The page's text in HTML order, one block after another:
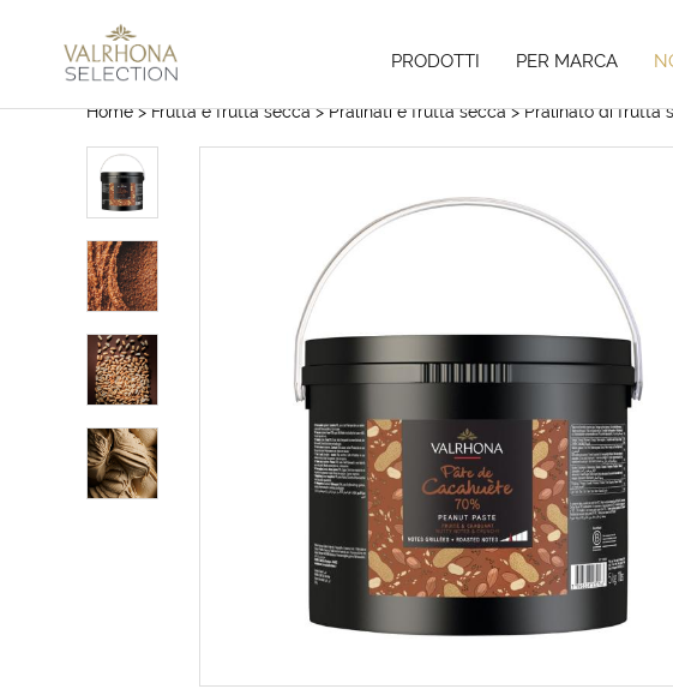
PRODOTTI PER MARCA
Home> Frutta e frutta secca> Pralinati e frutta secca> Pralinato di frutta